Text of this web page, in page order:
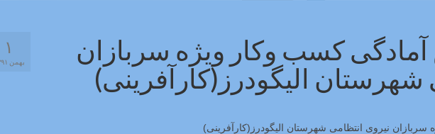
۱
بهمن ۱۳۹۱
کسب وکار ویژه سربازان
شهرستان الیگودرز(کارآفرینی)
نیروی انتظامی شهرستان الیگودرز(کارآفرینی)